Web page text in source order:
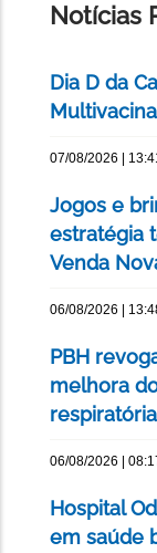
Notícias
Dia D da
07/08/2026 |
Jogos e
estratégia
Venda
06/08/2026 |
PBH
melhora
06/08/2026 |
Hospital
em saúde